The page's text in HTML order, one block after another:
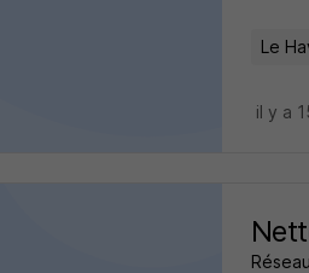
Le
il y a